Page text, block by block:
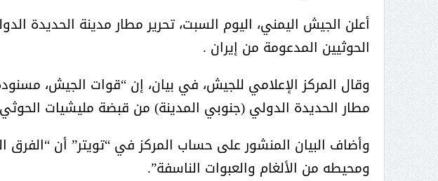
أعلن الجيش اليمني، اليوم السبت، تحرير مطار مدينة الحديدة
الحوثيين المدعومة من إيران .
وقال المركز الإعلامي للجيش، في بيان، ‏إن “قوات الجيش،
مطار ‎الحديدة الدولي (جنوبي المدينة) من قبضة مليشيات الحوثي”.
وأضاف البيان المنشور على حساب المركز في “تويتر” أن “الفرق
ومحيطه من الألغام والعبوات الناسفة”.